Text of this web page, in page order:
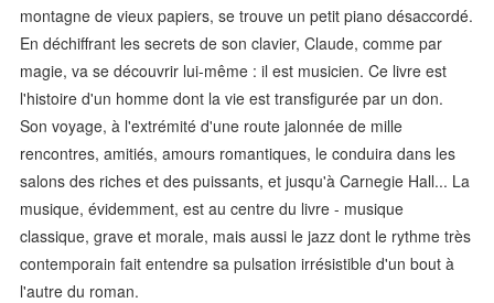
montagne de vieux papiers, se trouve un petit piano désaccordé.
En déchiffrant les secrets de son clavier, Claude, comme par
magie, va se découvrir lui-même : il est musicien. Ce livre est
l'histoire d'un homme dont la vie est transfigurée par un don.
Son voyage, à l'extrémité d'une route jalonnée de mille
rencontres, amitiés, amours romantiques, le conduira dans les
salons des riches et des puissants, et jusqu'à Carnegie Hall... La
musique, évidemment, est au centre du livre - musique
classique, grave et morale, mais aussi le jazz dont le rythme très
contemporain fait entendre sa pulsation irrésistible d'un bout à
l'autre du roman.